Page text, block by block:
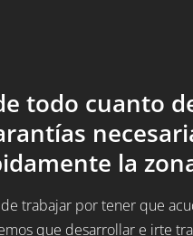
todo cuanto
la
trabajar por tener que
que desarrollar e irte